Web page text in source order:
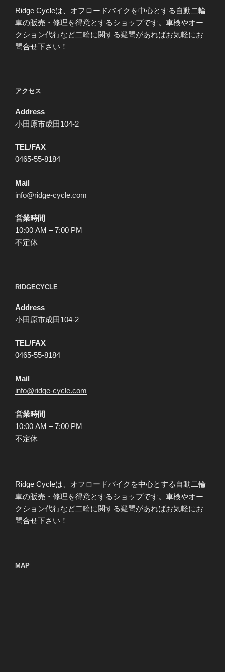
Ridge Cycleは、オフロードバイクを中心とする自動二輪
車の販売・修理を得意とするショップです。車検やオー
クション代行など二輪に関する疑問があればお気軽にお
問合せ下さい！
アクセス
Address
小田原市成田104-2
TEL/FAX
0465-55-8184
Mail
info@ridge-cycle.com
営業時間
10:00 AM – 7:00 PM
不定休
RIDGECYCLE
Address
小田原市成田104-2
TEL/FAX
0465-55-8184
Mail
info@ridge-cycle.com
営業時間
10:00 AM – 7:00 PM
不定休
Ridge Cycleは、オフロードバイクを中心とする自動二輪
車の販売・修理を得意とするショップです。車検やオー
クション代行など二輪に関する疑問があればお気軽にお
問合せ下さい！
MAP